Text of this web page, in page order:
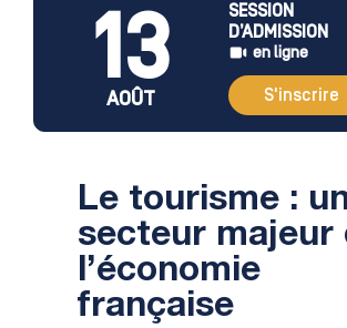
13
AOÛT
SESSION
D’ADMISSION
en ligne
S'inscrire
Le tourisme :
secteur majeur
l’économie
française